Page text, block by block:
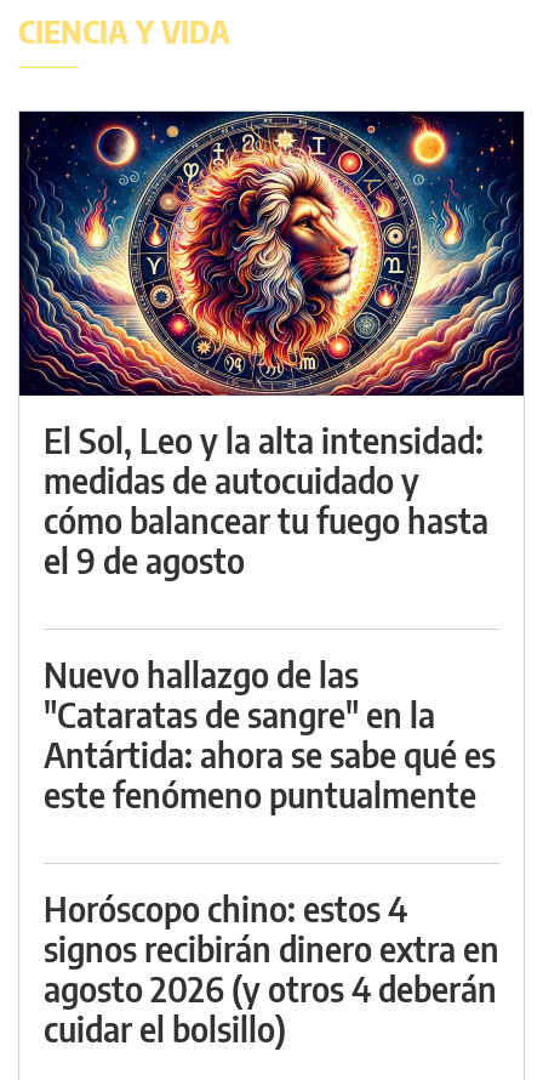
CIENCIA Y VIDA
El Sol, Leo y la alta intensidad:
medidas de autocuidado y
cómo balancear tu fuego hasta
el 9 de agosto
Nuevo hallazgo de las
"Cataratas de sangre" en la
Antártida: ahora se sabe qué es
este fenómeno puntualmente
Horóscopo chino: estos 4
signos recibirán dinero extra en
agosto 2026 (y otros 4 deberán
cuidar el bolsillo)